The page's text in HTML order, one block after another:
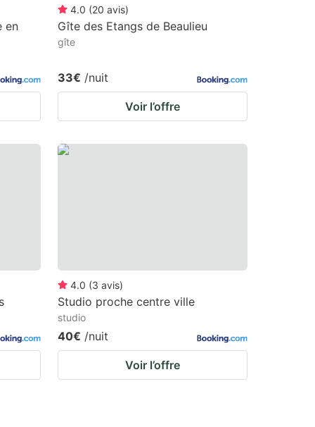
en
4.0 (20 avis)
Gîte des Etangs de Beaulieu
gîte
33€ /nuit
Voir l’offre
4.0 (3 avis)
Studio proche centre ville
studio
40€ /nuit
Voir l’offre